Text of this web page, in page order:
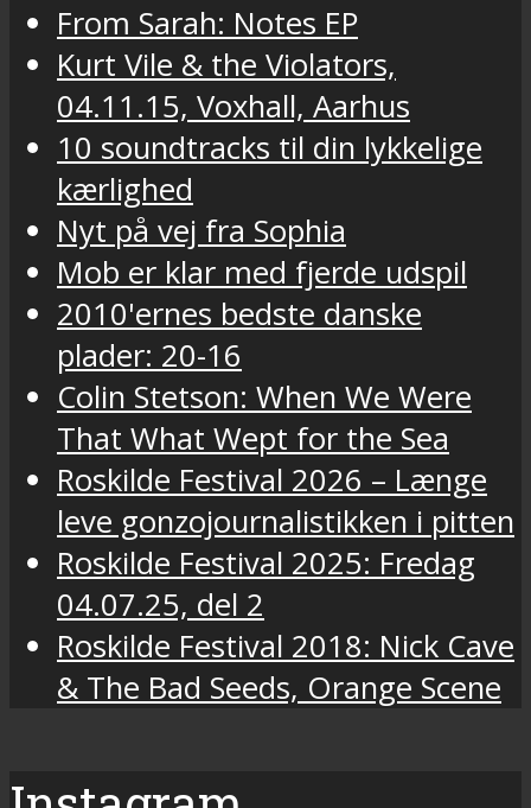
From Sarah: Notes EP
Kurt Vile & the Violators,
04.11.15, Voxhall, Aarhus
10 soundtracks til din lykkelige
kærlighed
Nyt på vej fra Sophia
Mob er klar med fjerde udspil
2010'ernes bedste danske
plader: 20-16
Colin Stetson: When We Were
That What Wept for the Sea
Roskilde Festival 2026 – Længe
leve gonzojournalistikken i pitten
Roskilde Festival 2025: Fredag
04.07.25, del 2
Roskilde Festival 2018: Nick Cave
& The Bad Seeds, Orange Scene